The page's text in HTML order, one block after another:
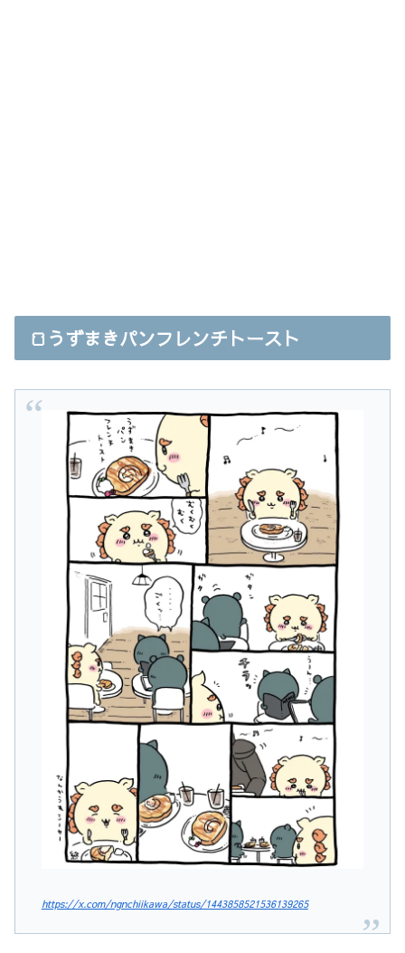
🍞うずまきパンフレンチトースト
https://x.com/ngnchiikawa/status/1443858521536139265